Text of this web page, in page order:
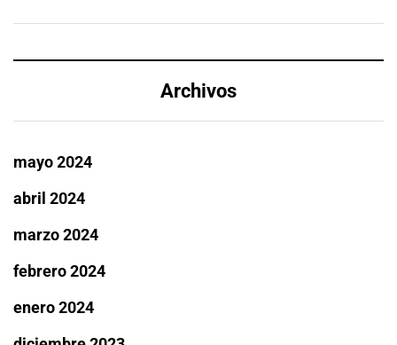
Archivos
mayo 2024
abril 2024
marzo 2024
febrero 2024
enero 2024